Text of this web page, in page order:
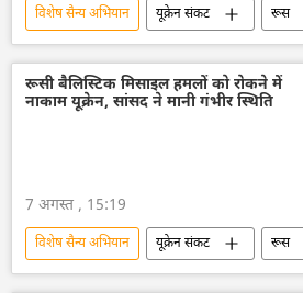
विशेष सैन्य अभियान यूक्रेन संकट
रूस
यूक्रेन
रूसी बैलिस्टिक मिसाइल हमलों को रोकने में
नाकाम यूक्रेन, सांसद ने मानी गंभीर स्थिति
7 अगस्त , 15:19
विशेष सैन्य अभियान यूक्रेन संकट
रूस
यूक्रेन